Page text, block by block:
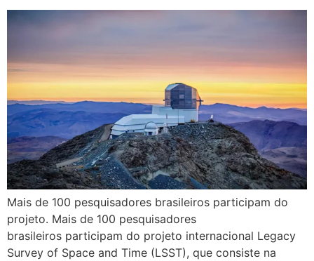
Mais de 100 pesquisadores brasileiros participam do
projeto. Mais de 100 pesquisadores
brasileiros participam do projeto internacional Legacy
Survey of Space and Time (LSST), que consiste na